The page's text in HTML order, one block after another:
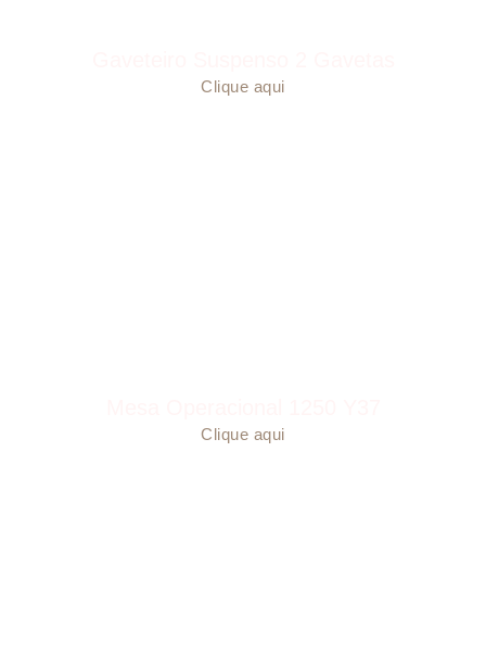
Clique aqui
Clique aqui